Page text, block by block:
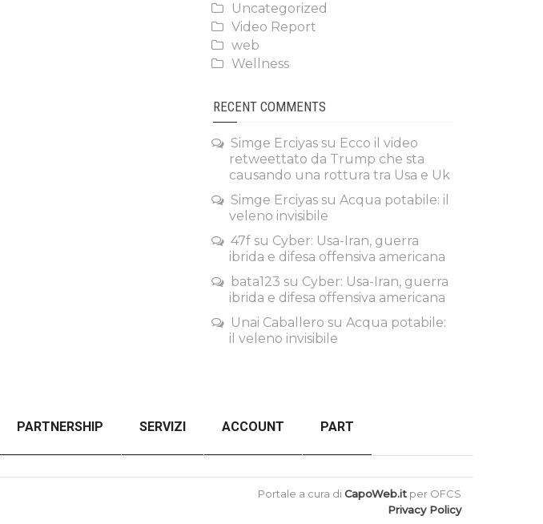
Uncategorized
Video Report
web
Wellness
RECENT COMMENTS
Simge Erciyas su Ecco il video
retweettato da Trump che sta
causando una rottura tra Usa e Uk
Simge Erciyas su Acqua potabile: il
veleno invisibile
47f su Cyber: Usa-Iran, guerra
ibrida e difesa offensiva americana
bata123 su Cyber: Usa-Iran, guerra
ibrida e difesa offensiva americana
Unai Caballero su Acqua potabile:
il veleno invisibile
PARTNERSHIP SERVIZI ACCOUNT PART
ORDER CONFIRMATION ORDER FAILED
Portale a cura diCapoWeb.it per OFCS
Privacy Policy